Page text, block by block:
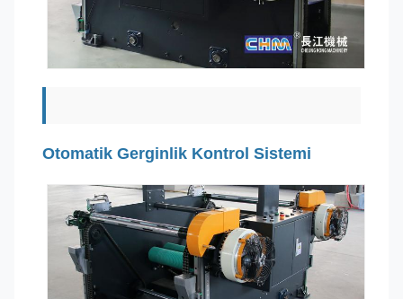
Otomatik Gerginlik Kontrol Sistemi